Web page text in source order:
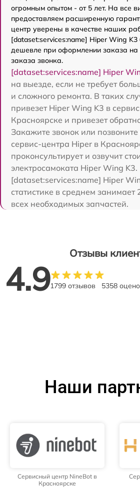
огромным опытом - от 5 лет. На все
предоставляем расширенную
центр уверены в качестве наших
[dataset:services:name] Hiper Wing K3
дешевле при оформлении заказа на
заказа звонка.
[dataset:services:name] Hiper
на выезде, если не требует
и сложного ремонта. В таких
привезет Hiper Wing K3 в
Красноярске и привезет
Закажите звонок или
сервис-центра Hiper в
проконсультирует и озвучит
электросамоката Hiper Wing K3.
[dataset:services:name] Hiper
статистике в среднем
всех необходимых запчастей.
Отзывы
4.91799 отзывов 5358
Наши
Сервисный центр NineBot в
Красноярске